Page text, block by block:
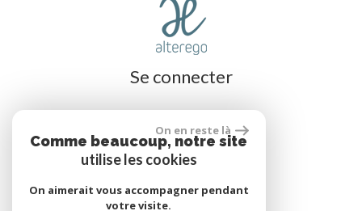
Se connecter
Espace propriétaire
réalisé par
On en reste là
Comme beaucoup, notre site
utilise les cookies
On aimerait vous accompagner pendant
votre visite.